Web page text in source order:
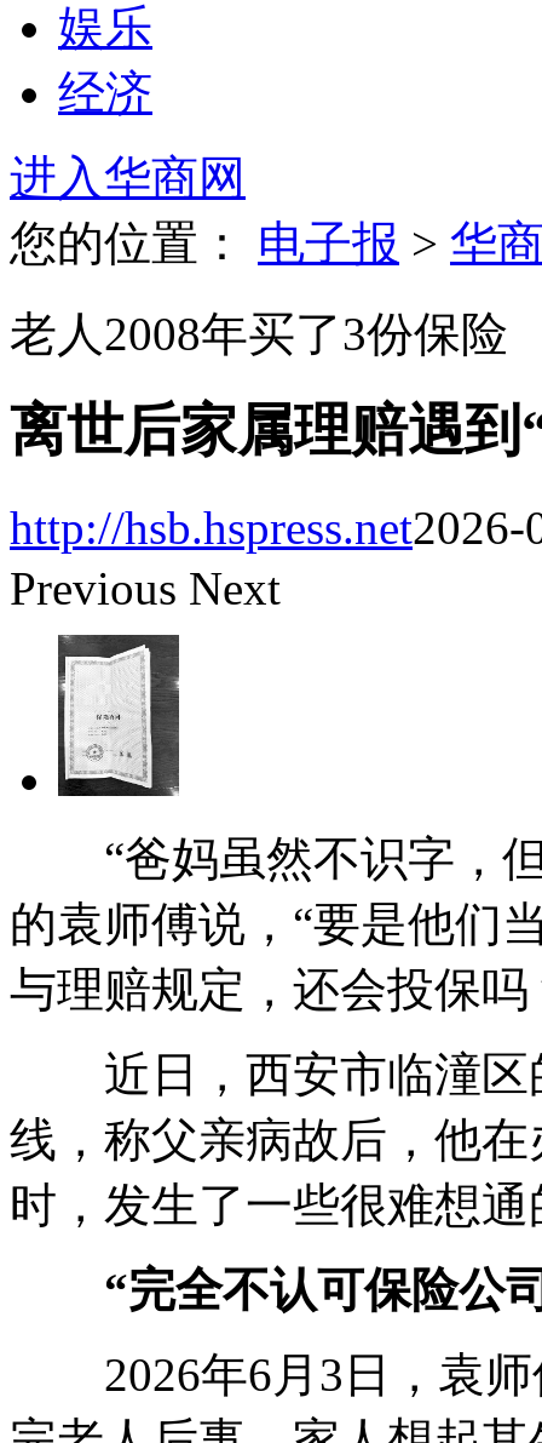
娱乐
经济
进入华商网
您的位置： 电子报 > 华
老人2008年买了3份保险
离世后家属理赔遇到
http://hsb.hspress.net2026-
Previous Next
“爸妈虽然不识字，但
的袁师傅说，“要是他们
与理赔规定，还会投保
近日，西安市临潼区
线，称父亲病故后，他
时，发生了一些很难想
“完全不认可保险公
2026年6月3日，袁师